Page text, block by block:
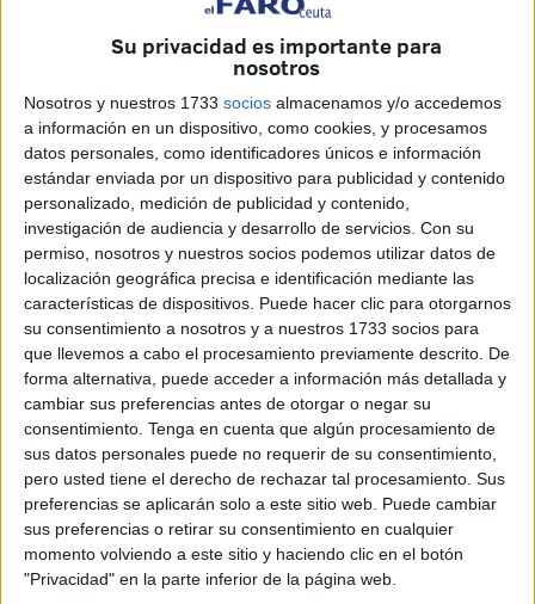
Su privacidad es importante para
nosotros
Nosotros y nuestros 1733 socios almacenamos y/o accedemos
a información en un dispositivo, como cookies, y procesamos
datos personales, como identificadores únicos e información
estándar enviada por un dispositivo para publicidad y contenido
personalizado, medición de publicidad y contenido,
investigación de audiencia y desarrollo de servicios. Con su
permiso, nosotros y nuestros socios podemos utilizar datos de
localización geográfica precisa e identificación mediante las
características de dispositivos. Puede hacer clic para otorgarnos
su consentimiento a nosotros y a nuestros 1733 socios para
que llevemos a cabo el procesamiento previamente descrito. De
forma alternativa, puede acceder a información más detallada y
cambiar sus preferencias antes de otorgar o negar su
consentimiento. Tenga en cuenta que algún procesamiento de
sus datos personales puede no requerir de su consentimiento,
pero usted tiene el derecho de rechazar tal procesamiento. Sus
preferencias se aplicarán solo a este sitio web. Puede cambiar
sus preferencias o retirar su consentimiento en cualquier
momento volviendo a este sitio y haciendo clic en el botón
"Privacidad" en la parte inferior de la página web.
que según va discurriendo la ruta se van sumando más y
más ceutíes.
Todos se mueven con el mismo objetivo: apoyar a los
gazatíes y denunciar lo que está ocurriendo. Semanas
después de que se hiciera la concentración en la plaza de
los Reyes y dado el clima de tensión y barbarie que se
está registrando se ha dado ahora un paso más con esta
manifestación que se ha ido preparando durante varios
días con participación de buena parte de la sociedad a la
hora de, por ejemplo, hacer pancartas.
Muchos niños llevaban pintadas las banderas de Palestina
en sus rostros sumándose a ese movimiento conjunto en
el que prevalece la petición de paz.
La espera a la altura de Hadú: más y
más personas en la manifestación
A la llegada de la manifestación al barrio de Hadú estaban